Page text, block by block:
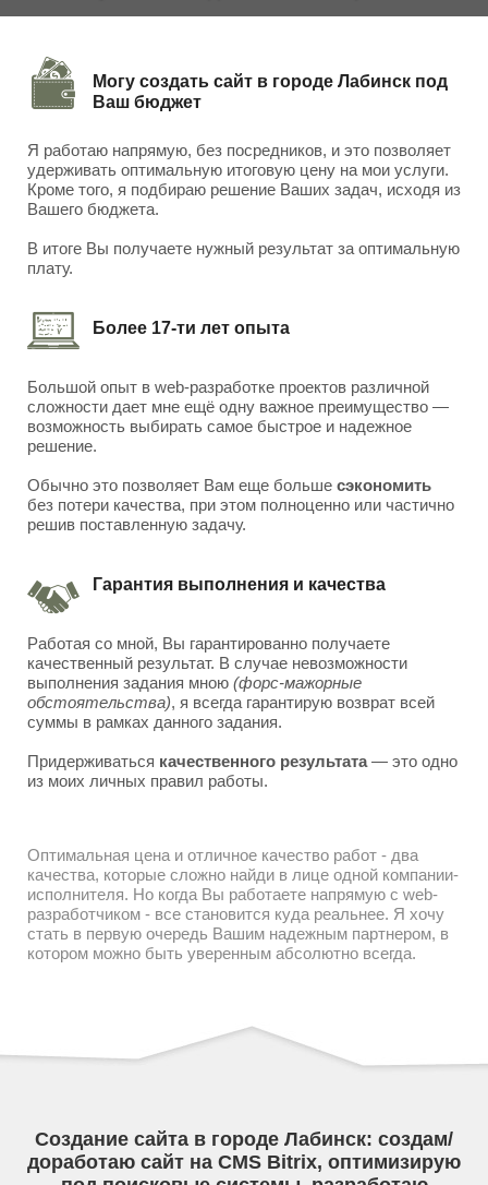
Могу создать сайт в городе Лабинск под
Ваш бюджет
Я работаю напрямую, без посредников, и это позволяет
удерживать оптимальную итоговую цену на мои услуги.
Кроме того, я подбираю решение Ваших задач, исходя из
Вашего бюджета.
В итоге Вы получаете нужный результат за оптимальную
плату.
Более 17-ти лет опыта
Большой опыт в web-разработке проектов различной
сложности дает мне ещё одну важное преимущество —
возможность выбирать самое быстрое и надежное
решение.
Обычно это позволяет Вам еще больше сэкономить
без потери качества, при этом полноценно или частично
решив поставленную задачу.
Гарантия выполнения и качества
Работая со мной, Вы гарантированно получаете
качественный результат. В случае невозможности
выполнения задания мною (форс-мажорные
обстоятельства), я всегда гарантирую возврат всей
суммы в рамках данного задания.
Придерживаться качественного результата— это одно
из моих личных правил работы.
Оптимальная цена и отличное качество работ - два
качества, которые сложно найди в лице одной компании-
исполнителя. Но когда Вы работаете напрямую с web-
разработчиком - все становится куда реальнее. Я хочу
стать в первую очередь Вашим надежным партнером, в
котором можно быть уверенным абсолютно всегда.
Создание сайта в городе Лабинск: создам/
доработаю сайт на CMS Bitrix, оптимизирую